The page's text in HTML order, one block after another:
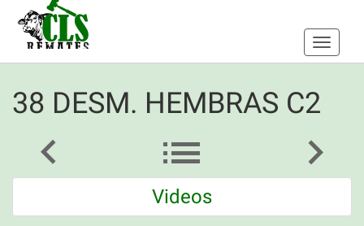
Toggle
38 DESM. HEMBRAS C2
Videos